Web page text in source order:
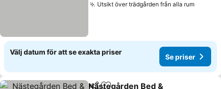
Utsikt över trädgården från alla rum
Välj datum för att se exakta priser
Se priser
Nästegården Bed &